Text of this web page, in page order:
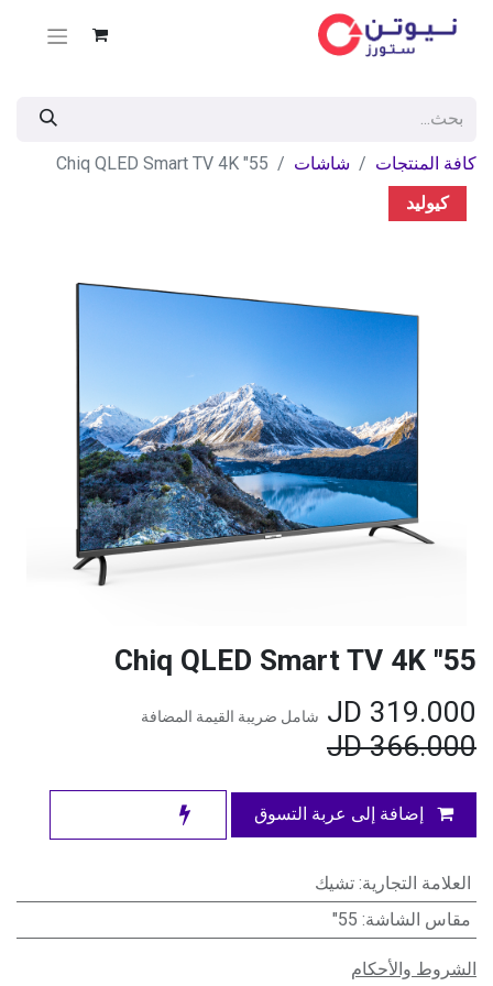
كافة المنتجات شاشات
55" Chiq QLED Smart TV 4K
كيوليد
55" Chiq QLED Smart TV 4K
319.000
شامل ضريبة القيمة المضافة
366.000
JD
إضافة إلى عربة التسوق
العلامة التجارية: تشيك
مقاس الشاشة:
55"
الشروط والأحكام